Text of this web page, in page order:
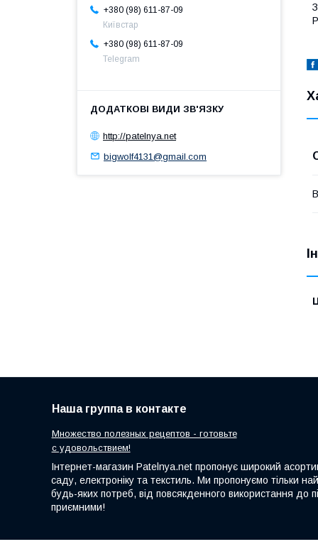
+380 (98) 611-87-09
Київстар
+380 (98) 611-87-09
Telegram
http://patelnya.net
bigwolf4131@gmail.com
Наша группа в контакте
Множество полезных рецептов - готовьте
с удовольствием!
Інтернет-магазин Patelnya.net пропонує широкий
саду, електроніку та текстиль. Ми пропонуємо тільки
будь-яких потреб, від повсякденного використання до
приємними!